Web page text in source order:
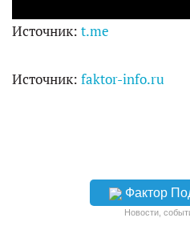
Источник: t.me
Источник: faktor-info.ru
Фактор
Новости,